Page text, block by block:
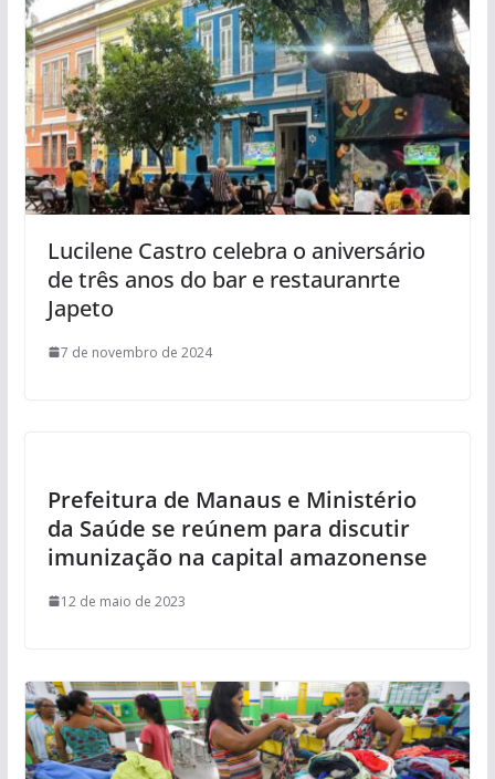
Lucilene Castro celebra o aniversário
de três anos do bar e restauranrte
Japeto
7 de novembro de 2024
Prefeitura de Manaus e Ministério
da Saúde se reúnem para discutir
imunização na capital amazonense
12 de maio de 2023